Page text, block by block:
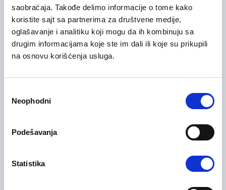
saobraćaja. Takođe delimo informacije o tome kako
koristite sajt sa partnerima za društvene medije,
oglašavanje i analitiku koji mogu da ih kombinuju sa
drugim informacijama koje ste im dali ili koje su prikupili
na osnovu korišćenja usluga.
сагласности
Neophodni
Podešavanja
Statistika
Senior računovođa
Finansije i računovodstvo
Na licu mestaBeograd
Branch Director / Development
06/08/2026
Upravljanje i menadžment